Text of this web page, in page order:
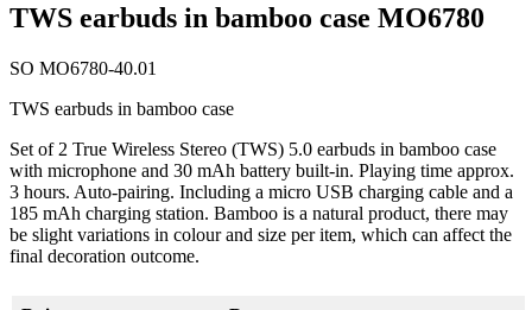
TWS earbuds in bamboo case MO6780
SO MO6780-40.01
TWS earbuds in bamboo case
Set of 2 True Wireless Stereo (TWS) 5.0 earbuds in bamboo case
with microphone and 30 mAh battery built-in. Playing time approx.
3 hours. Auto-pairing. Including a micro USB charging cable and a
185 mAh charging station. Bamboo is a natural product, there may
be slight variations in colour and size per item, which can affect the
final decoration outcome.